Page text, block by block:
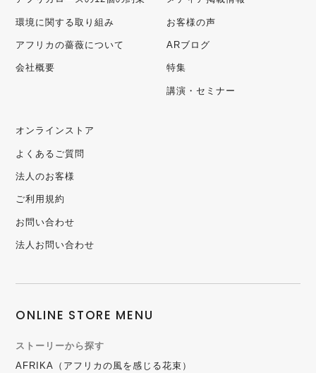
環境に関する取り組み
アフリカの薔薇について
会社概要
お客様の声
ARブログ
特集
講演・セミナー
オンラインストア
よくあるご質問
法人のお客様
ご利用規約
お問い合わせ
法人お問い合わせ
ONLINE STORE MENU
ストーリーから探す
AFRIKA（アフリカの風を感じる花束）